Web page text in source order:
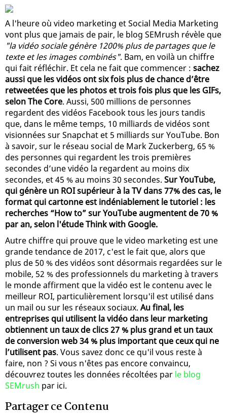
A l'heure où video marketing et Social Media Marketing
vont plus que jamais de pair, le blog SEMrush révèle que
"la vidéo sociale génère 1200% plus de partages que le
texte et les images combinés". Bam, en voilà un chiffre
qui fait réfléchir. Et cela ne fait que commencer : sachez
aussi que les vidéos ont six fois plus de chance d’être
retweetées que les photos et trois fois plus que les GIFs,
selon The Core. Aussi, 500 millions de personnes
regardent des vidéos Facebook tous les jours tandis
que, dans le même temps, 10 milliards de vidéos sont
visionnées sur Snapchat et 5 milliards sur YouTube. Bon
à savoir, sur le réseau social de Mark Zuckerberg, 65 %
des personnes qui regardent les trois premières
secondes d’une vidéo la regardent au moins dix
secondes, et 45 % au moins 30 secondes. Sur YouTube,
qui génère un ROI supérieur à la TV dans 77% des cas, le
format qui cartonne est indéniablement le tutoriel : les
recherches “How to” sur YouTube augmentent de 70 %
par an, selon l'étude Think with Google.
Autre chiffre qui prouve que le video marketing est une
grande tendance de 2017, c'est le fait que, alors que
plus de 50 % des vidéos sont désormais regardées sur le
mobile, 52 % des professionnels du marketing à travers
le monde affirment que la vidéo est le contenu avec le
meilleur ROI, particulièrement lorsqu'il est utilisé dans
un mail ou sur les réseaux sociaux. Au final, les
entreprises qui utilisent la vidéo dans leur marketing
obtiennent un taux de clics 27 % plus grand et un taux
de conversion web 34 % plus important que ceux qui ne
l’utilisent pas. Vous savez donc ce qu'il vous reste à
faire, non ? Si vous n'êtes pas encore convaincu,
découvrez toutes les données récoltées par le blog
SEMrush par ici.
Partager ce Contenu